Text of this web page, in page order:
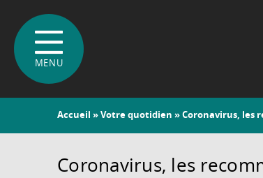
Vous
êtes
Accueil »Votre quotidien » Coronavirus, les
Coronavirus, les